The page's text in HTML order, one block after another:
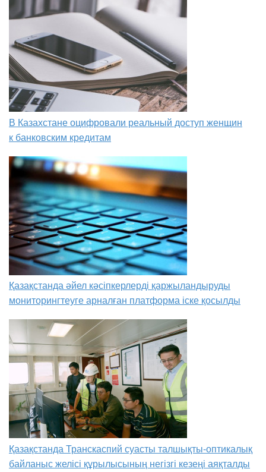
В Казахстане оцифровали реальный доступ женщин
к банковским кредитам
Қазақстанда әйел кәсіпкерлерді қаржыландыруды
мониторингтеуге арналған платформа іске қосылды
Қазақстанда Транскаспий суасты талшықты-оптикалық
байланыс желісі құрылысының негізгі кезеңі аяқталды